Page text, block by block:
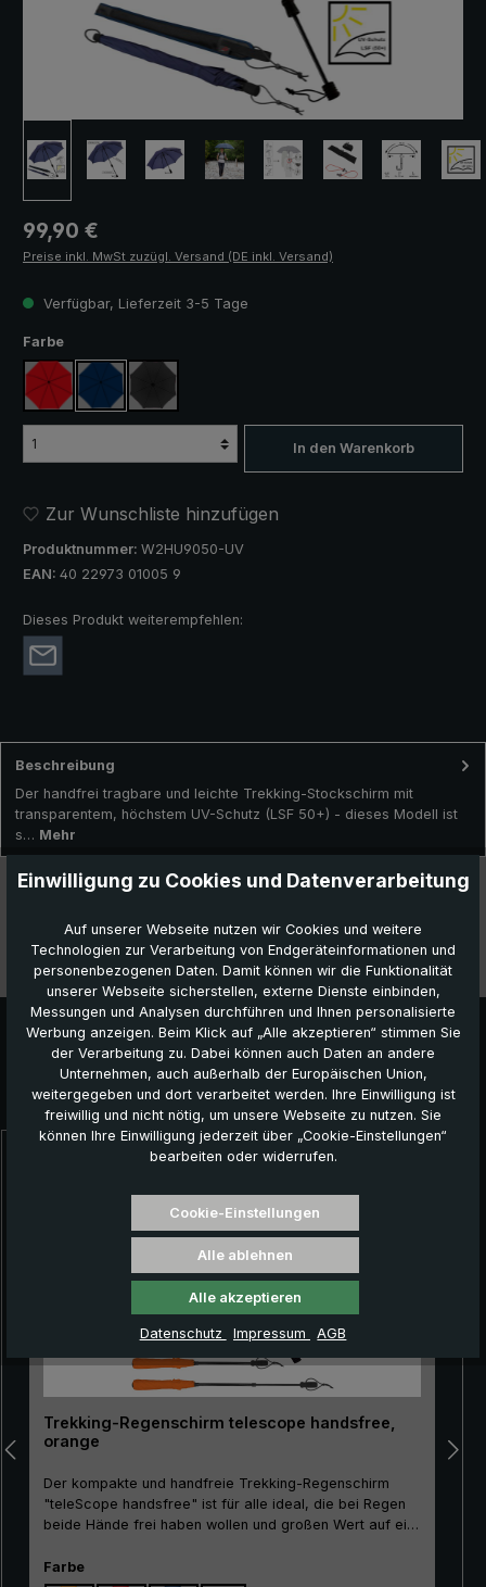
Regulärer Preis:
99,90 €
Preise inkl. MwSt zuzügl. Versand (DE inkl. Versand)
Verfügbar, Lieferzeit 3-5 Tage
Farbeauswählen
rot marineblauschwarz
In den Warenkorb
Zur Wunschliste hinzufügen
Produktnummer: W2HU9050-UV
EAN: 40 22973 01005 9
Dieses Produkt weiterempfehlen:
Beschreibung
Der handfrei tragbare und leichte Trekking-Stockschirm mit
transparentem, höchstem UV-Schutz (LSF 50+) - dieses Modell ist
s… Mehr
Technische Daten
Besonderheiten
Videos
Das könnte Ihnen auch gefallen:
Trekking-Regenschirm telescope handsfree,
orange
Der kompakte und handfreie Trekking-Regenschirm
"teleScope handsfree" ist für alle ideal, die bei Regen
beide Hände frei haben wollen und großen Wert auf ein
Stöcken genauso wie für Förster, Gärtner, oder auch für
Farbeauswählen
Einwilligung zu Cookies und Datenverarbeitung
Auf unserer Webseite nutzen wir Cookies und weitere
Technologien zur Verarbeitung von Endgeräteinformationen und
personenbezogenen Daten. Damit können wir die Funktionalität
unserer Webseite sicherstellen, externe Dienste einbinden,
Messungen und Analysen durchführen und Ihnen personalisierte
Werbung anzeigen. Beim Klick auf „Alle akzeptieren“ stimmen Sie
der Verarbeitung zu. Dabei können auch Daten an andere
Unternehmen, auch außerhalb der Europäischen Union,
weitergegeben und dort verarbeitet werden. Ihre Einwilligung ist
freiwillig und nicht nötig, um unsere Webseite zu nutzen. Sie
können Ihre Einwilligung jederzeit über „Cookie-Einstellungen“
bearbeiten oder widerrufen.
Cookie-Einstellungen
Alle ablehnen
Alle akzeptieren
Datenschutz Impressum AGB